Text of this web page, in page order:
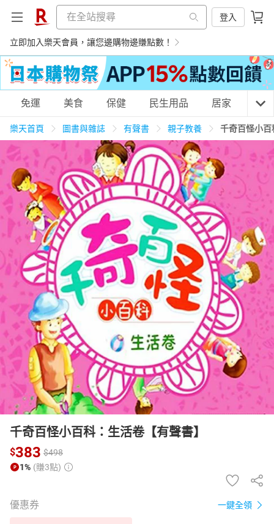
登入
立即加入樂天會員，讓您邊購物邊賺點數！
購物網分類
天天免運 美食蛋糕 養生保健 民生用品
居家生活 3C家電 運動休閒 親子玩具
女裝 男裝 化妝保養 情趣用品
日本購物 電子/紙本書
免運 美食 保健 民生用品 居家 3C
樂天首頁 圖書與雜誌 有聲書 親子教養 千奇百怪小
千奇百怪小百科：生活卷【有聲書】
$383 $498
1% (賺3點)
優惠券 一鍵全領